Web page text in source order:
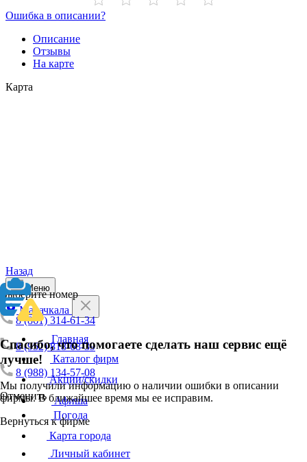
Ошибка в описании?
Описание
Отзывы
На карте
Карта
Назад
Выберите номер
8 (861) 314-61-34
8 (952) 818-68-39
8 (988) 134-57-08
Отменить
Спасибо, что помогаете сделать наш сервис ещё
лучше!
Мы получили информацию о наличии ошибки в описании
фирмы. В ближайшее время мы ее исправим.
Вернуться к фирме
Меню
Махачкала
Главная
Каталог фирм
Акции/скидки
Афиша
Погода
Карта города
Личный кабинет